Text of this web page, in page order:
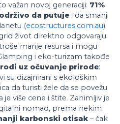
važan novoj generaciji: 71%
da putuje i da smanji
(ecostructures.com.au).
život direktno odgovaraju
manje resursa i mogu
i eko-turizam takođe
uz očuvanje prirode:
dizajnirani s ekološkim
da turisti žele da se povežu
više cene i štite. Zanimljiv je
nomad, prema nekim
karbonski otisak – čak